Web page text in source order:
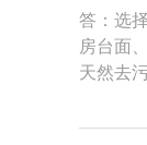
答：选
房台面
天然去